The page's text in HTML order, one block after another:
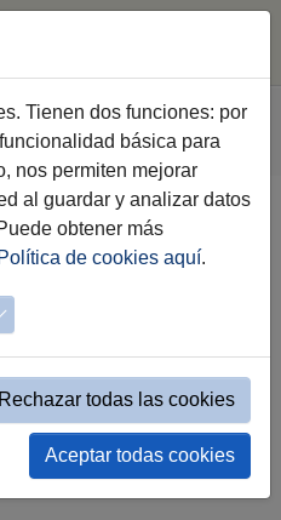
Administración Local
Licitación simple
Tienen dos funciones: por
básica para
nos permiten mejorar
al guardar y analizar datos
obtener más
de cookies aquí.
Rechazar todas las cookies
Aceptar todas cookies